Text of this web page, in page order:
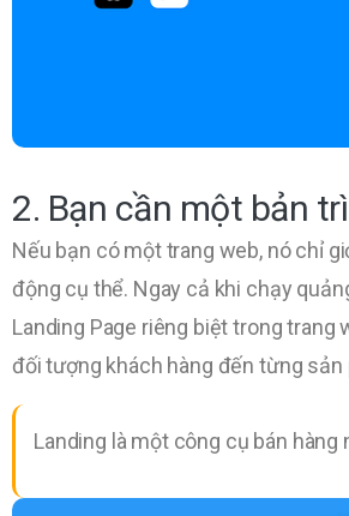
2. Bạn cần một bản
Nếu bạn có một trang web, nó chỉ
động cụ thể. Ngay cả khi chạy
Landing Page riêng biệt trong trang
đối tượng khách hàng đến từng sản
Landing là một công cụ bán hàng